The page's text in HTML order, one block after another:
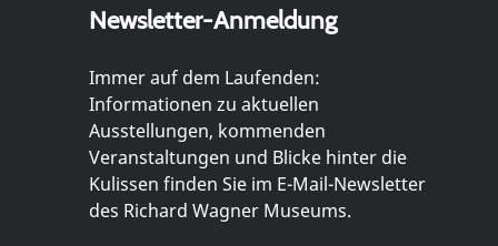
Newsletter-Anmeldung
Immer auf dem Laufenden:
Informationen zu aktuellen
Ausstellungen, kommenden
Veranstaltungen und Blicke hinter die
Kulissen finden Sie im E-Mail-Newsletter
des Richard Wagner Museums.